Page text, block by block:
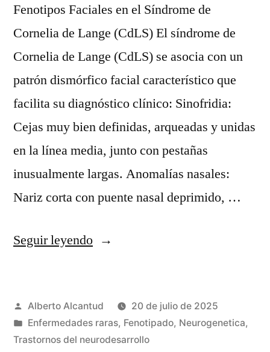
Fenotipos Faciales en el Síndrome de
Cornelia de Lange (CdLS) El síndrome de
Cornelia de Lange (CdLS) se asocia con un
patrón dismórfico facial característico que
facilita su diagnóstico clínico: Sinofridia:
Cejas muy bien definidas, arqueadas y unidas
en la línea media, junto con pestañas
inusualmente largas. Anomalías nasales:
Nariz corta con puente nasal deprimido, …
Seguir leyendo«CdL
Publicado
por
Alberto Alcantud
20 de julio de 2025
Publicado
en
Enfermedades raras, Fenotipado, Neurogenetica,
Trastornos del neurodesarrollo